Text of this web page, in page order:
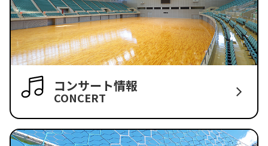
コンサート情報
CONCERT